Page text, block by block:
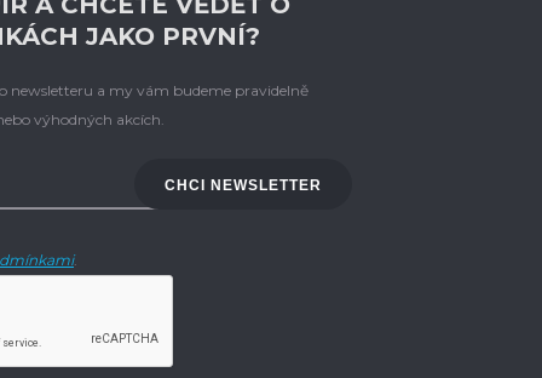
JAKO PRVNÍ?
newsletteru a my vám budeme pravidelně
výhodných akcích.
CHCI NEWSLETTER
.